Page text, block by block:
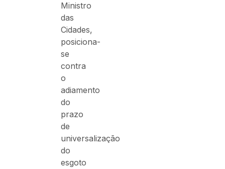
Ministro
das
Cidades,
posiciona-
se
contra
o
adiamento
do
prazo
de
universalização
do
esgoto